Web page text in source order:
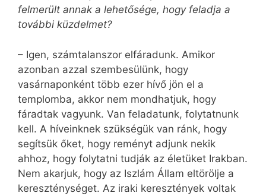
felmerült annak a lehetősége, hogy feladja a
további küzdelmet?
– Igen, számtalanszor elfáradunk. Amikor
azonban azzal szembesülünk, hogy
vasárnaponként több ezer hívő jön el a
templomba, akkor nem mondhatjuk, hogy
fáradtak vagyunk. Van feladatunk, folytatnunk
kell. A híveinknek szükségük van ránk, hogy
segítsük őket, hogy reményt adjunk nekik
ahhoz, hogy folytatni tudják az életüket Irakban.
Nem akarjuk, hogy az Iszlám Állam eltörölje a
kereszténységet. Az iraki keresztények voltak